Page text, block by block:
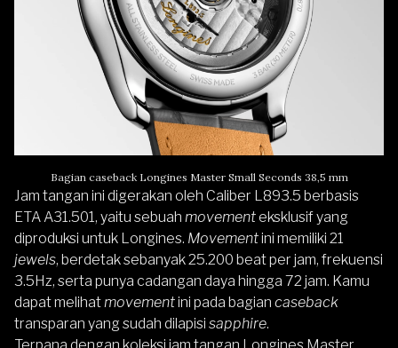
Bagian caseback Longines Master Small Seconds 38,5 mm
Jam tangan ini digerakan oleh Caliber L893.5 berbasis
ETA A31.501, yaitu sebuah movementeksklusif yang
diproduksi untuk Longines. Movementini memiliki 21
jewels, berdetak sebanyak 25.200 beat per jam, frekuensi
3.5Hz, serta punya cadangan daya hingga 72 jam. Kamu
dapat melihatmovementini pada bagian caseback
transparan yang sudah dilapisi sapphire.